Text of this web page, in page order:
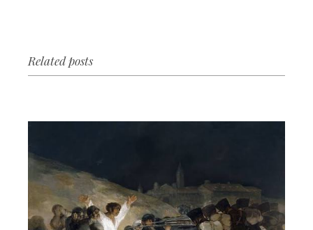
Related posts